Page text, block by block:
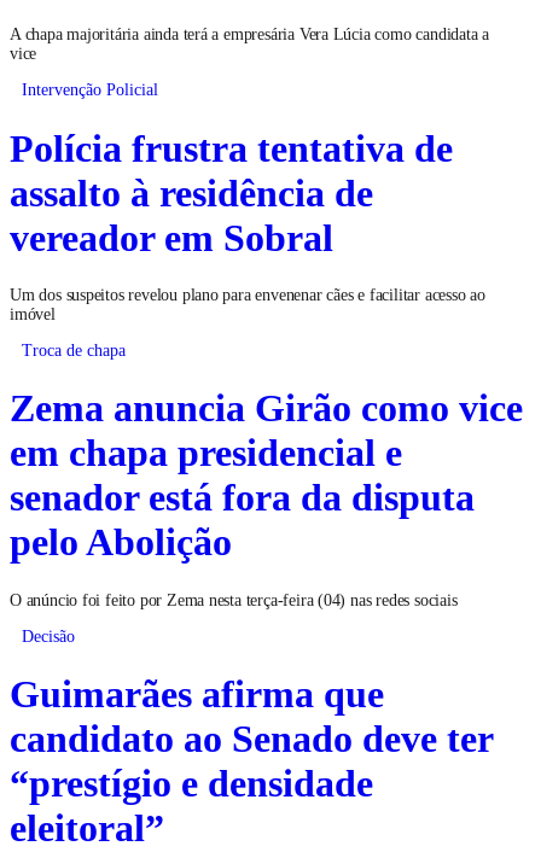
A chapa majoritária ainda terá a empresária Vera Lúcia como candidata a
vice
Intervenção Policial
Polícia frustra tentativa de
assalto à residência de
vereador em Sobral
Um dos suspeitos revelou plano para envenenar cães e facilitar acesso ao
imóvel
Troca de chapa
Zema anuncia Girão como vice
em chapa presidencial e
senador está fora da disputa
pelo Abolição
O anúncio foi feito por Zema nesta terça-feira (04) nas redes sociais
Decisão
Guimarães afirma que
candidato ao Senado deve ter
“prestígio e densidade
eleitoral”